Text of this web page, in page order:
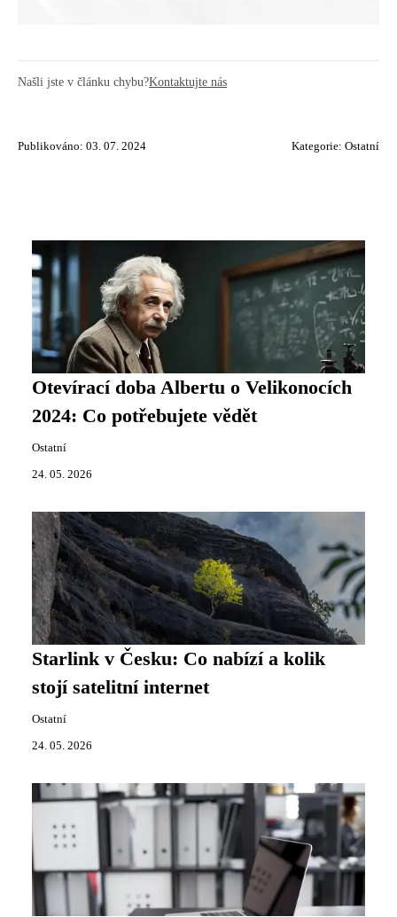
Našli jste v článku chybu?Kontaktujte nás
Publikováno: 03. 07. 2024 Kategorie: Ostatní
Otevírací doba Albertu o Velikonocích
2024: Co potřebujete vědět
Ostatní
24. 05. 2026
Starlink v Česku: Co nabízí a kolik
stojí satelitní internet
Ostatní
24. 05. 2026